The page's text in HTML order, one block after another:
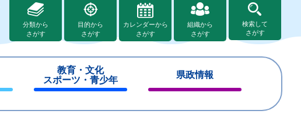
分類から
さがす
目的から
さがす
カレンダーから
さがす
組織から
さがす
検索して
さがす
教育・文化
スポーツ・青少年
じ
県政情報
じ